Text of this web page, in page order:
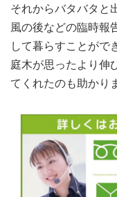
それからバタバタと
風の後などの臨時報
して暮らすことがで
庭木が思ったより伸
てくれたのも助かり